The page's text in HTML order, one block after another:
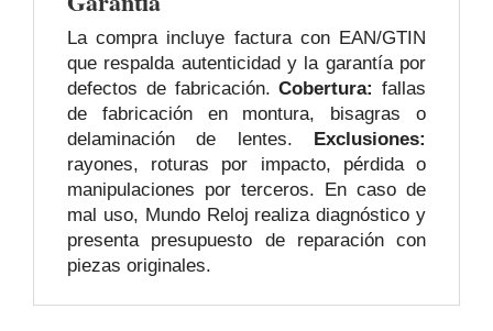
La compra incluye factura con EAN/GTIN
que respalda autenticidad y la garantía por
defectos de fabricación.Cobertura: fallas
de fabricación en montura, bisagras o
delaminación de lentes.
Exclusiones:
rayones, roturas por impacto, pérdida o
manipulaciones por terceros. En caso de
mal uso, Mundo Reloj realiza diagnóstico y
presenta presupuesto de reparación con
piezas originales.